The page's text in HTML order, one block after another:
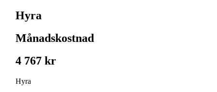
Hyra
Månadskostnad
4 767 kr
Hyra